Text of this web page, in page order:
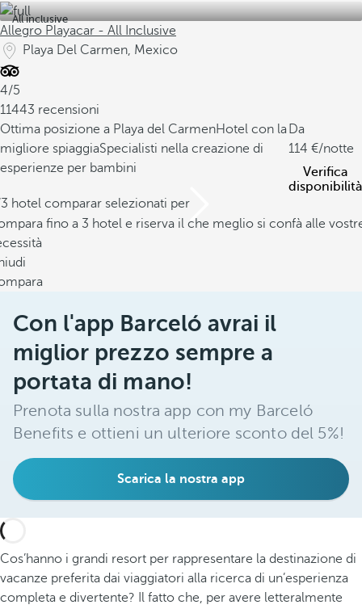
All inclusive
Allegro Playacar - All Inclusive
Playa Del Carmen, Mexico
4/5
11443 recensioni
Ottima posizione a Playa del CarmenHotel con la
migliore spiaggiaSpecialisti nella creazione di
esperienze per bambini
Da
114
/notte
Verifica
disponibilità
hotel comparar selezionati per
fino a 3 hotel e riserva il che meglio si confà alle
Con l'app Barceló avrai il
miglior prezzo sempre a
portata di mano!
Prenota sulla nostra app con my Barceló
Benefits e ottieni un ulteriore sconto del 5%!
Scarica la nostra app
Cos’hanno i grandi resort per rappresentare la destinazione di
vacanze preferita dai viaggiatori alla ricerca di un’esperienza
completa e divertente? Il fatto che, per avere letteralmente